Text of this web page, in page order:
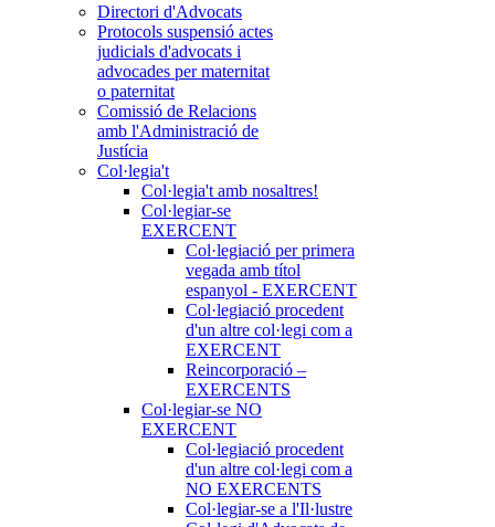
Directori d'Advocats
Protocols suspensió actes
judicials d'advocats i
advocades per maternitat
o paternitat
Comissió de Relacions
amb l'Administració de
Justícia
Col·legia't
Col·legia't amb nosaltres!
Col·legiar-se
EXERCENT
Col·legiació per primera
vegada amb títol
espanyol - EXERCENT
Col·legiació procedent
d'un altre col·legi com a
EXERCENT
Reincorporació –
EXERCENTS
Col·legiar-se NO
EXERCENT
Col·legiació procedent
d'un altre col·legi com a
NO EXERCENTS
Col·legiar-se a l'Il·lustre